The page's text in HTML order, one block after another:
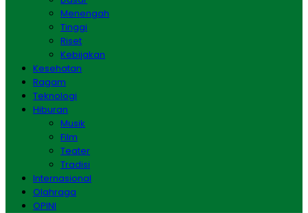
Menengah
Tinggi
Riset
Kebijakan
Kesehatan
Ragam
Teknologi
Hiburan
Musik
Film
Teater
Tradisi
Internasional
Olahraga
OPINI